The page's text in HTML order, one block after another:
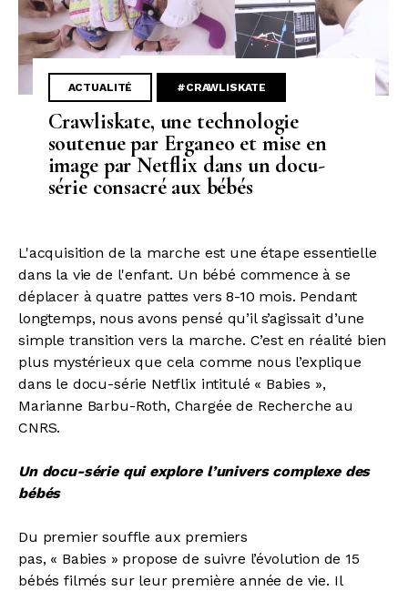
ACTUALITÉ #CRAWLISKATE
Crawliskate, une technologie
soutenue par Erganeo et mise en
image par Netflix dans un docu-
série consacré aux bébés
L'acquisition de la marche est une étape essentielle
dans la vie de l'enfant. Un bébé commence à se
déplacer à quatre pattes vers 8-10 mois. Pendant
longtemps, nous avons pensé qu’il s’agissait d’une
simple transition vers la marche. C’est en réalité bien
plus mystérieux que cela comme nous l’explique
dans le docu-série Netflix intitulé « Babies »,
Marianne Barbu-Roth, Chargée de Recherche au
CNRS.
Un docu-série qui explore l’univers complexe des
bébés
Du premier souffle aux premiers
pas, « Babies » propose de suivre l’évolution de 15
bébés filmés sur leur première année de vie. Il